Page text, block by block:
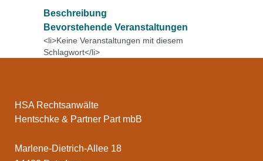
Beschreibung
Bevorstehende Veranstaltungen
<li>Keine Veranstaltungen mit diesem
Schlagwort</li>
HSA Rechtsanwälte
Hentschke & Partner Part mbB
Marlene-Dietrich-Allee 18